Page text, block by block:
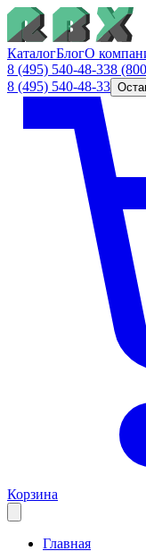
КаталогБлогО
8 (495) 540-48-338
8 (495) 540-48-33
Корзина
Главная